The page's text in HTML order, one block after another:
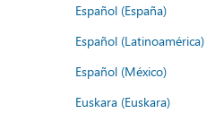
Español (España)
Español (Latinoamérica)
Español (México)
Euskara (Euskara)